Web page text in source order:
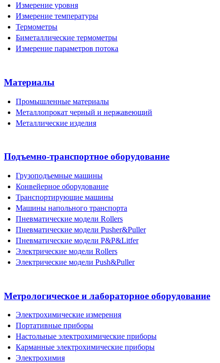
Измерение уровня
Измерение температуры
Термометры
Биметаллические термометры
Измерение параметров потока
Материалы
Промышленные материалы
Металлопрокат черный и нержавеющий
Металлические изделия
Подъемно-транспортное оборудование
Грузоподъемные машины
Конвейерное оборудование
Транспортирующие машины
Машины напольного транспорта
Пневматические модели Rollers
Пневматические модели Pusher&Puller
Пневматические модели P&P&Litfer
Электрические модели Rollers
Электрические модели Push&Puller
Метрологическое и лабораторное оборудование
Электрохимические измерения
Портативные приборы
Настольные электрохимические приборы
Карманные электрохимические приборы
Электрохимия